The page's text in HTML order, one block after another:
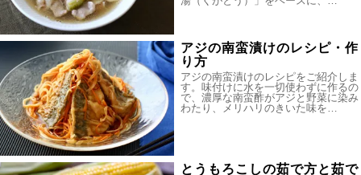
アジの南蛮漬けのレシピ・作
り方
アジの南蛮漬けのレシピをご紹介しま
す。味付けに水を一切使わずに作るの
で、濃厚な南蛮酢がアジと野菜に染み
わたり、メリハリのきいた味を…
とうもろこしの茹で方と茹で